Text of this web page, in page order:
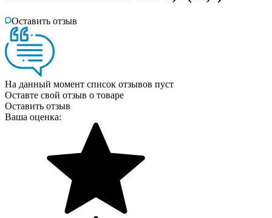
Оставить отзыв
На данный момент список отзывов пуст
Оставте свой отзыв о товаре
Оставить отзыв
Ваша оценка: